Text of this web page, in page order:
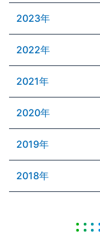
2023年
2022年
2021年
2020年
2019年
2018年